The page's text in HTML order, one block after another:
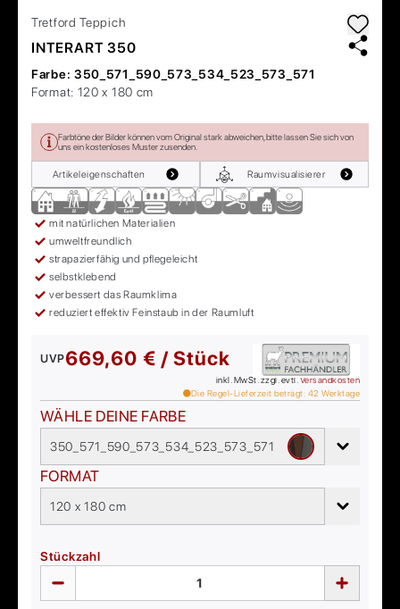
Tretford Teppich
INTERART 350
Farbe: 350_571_590_573_534_523_573_571
Format: 120 x 180 cm
Farbtöne der Bilder können vom Original stark abweichen, bitte lassen Sie sich von
uns ein kostenloses Muster zusenden.
Artikeleigenschaften Raumvisualisierer
mit natürlichen Materialien
umweltfreundlich
strapazierfähig und pflegeleicht
selbstklebend
verbessert das Raumklima
reduziert effektiv Feinstaub in der Raumluft
UVP669,60 € / Stück
inkl. MwSt. zzgl. evtl. Versandkosten
Die Regel-Lieferzeit beträgt: 42 Werktage
WÄHLE DEINE FARBE
350_571_590_573_534_523_573_571
FORMAT
120 x 180 cm
Stückzahl